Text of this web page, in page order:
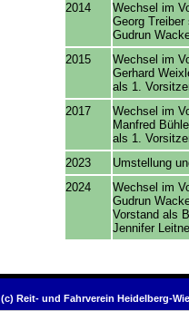
2014
Wechsel im
Georg
Gudrun
2015
Wechsel im
Gerhard
als 1.
2017
Wechsel im
Manfred
als 1.
2023
Umstellung
2024
Wechsel im
Gudrun
Vorstand als
Jennifer
(c) Reit- und Fahrverein Heidelberg-